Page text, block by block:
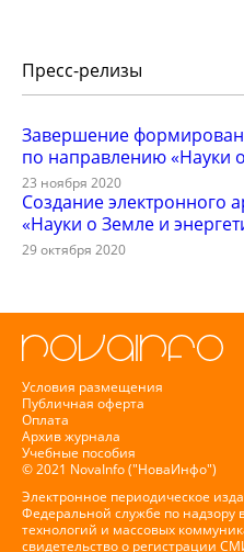
Пресс-релизы
Завершение
по направлению «Науки
23 ноября 2020
Создание электронного
«Науки о Земле и
29 октября 2020
Условия размещения
Публичная оферта
Оплата
Архив журнала
Учебные пособия
© 2021 NovaInfo ("НоваИнфо")
Электронное периодическое
Федеральной службе по
технологий и массовых
свидетельство о регистрации